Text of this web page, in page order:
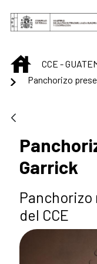
Saltar al contenido
INICIO
CCE -
Panchorizo
Garrick
Panchorizo
del CCE